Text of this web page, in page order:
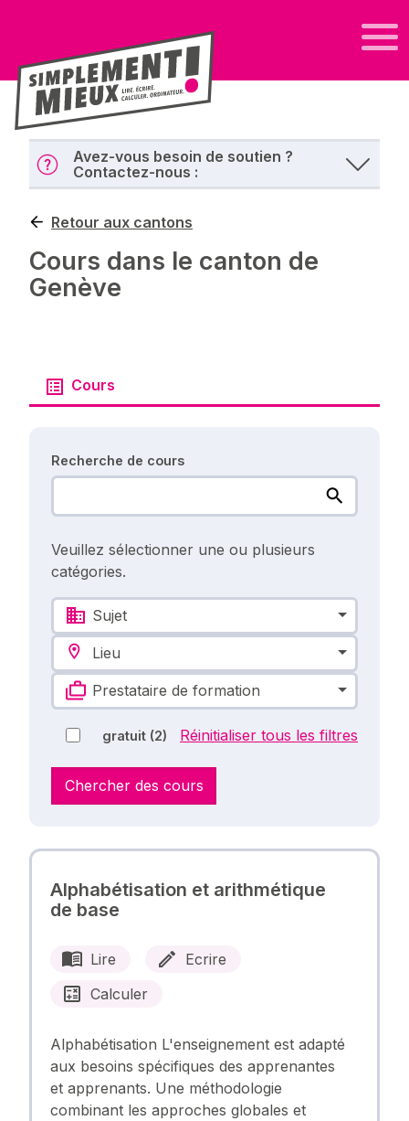
Avez-vous besoin de soutien ?
Contactez-nous :
Retour aux cantons
Cours dans le canton de
Genève
Cours
Recherche de cours
Veuillez sélectionner une ou plusieurs
catégories.
Sujet
Lieu
Prestataire de formation
gratuit (2) Réinitialiser tous les filtres
Chercher des cours
Alphabétisation et arithmétique
de base
Lire
Ecrire
Calculer
Alphabétisation L'enseignement est adapté
aux besoins spécifiques des apprenantes
et apprenants. Une méthodologie
combinant les approches globales et